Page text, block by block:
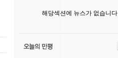
해당섹션에 뉴스가 없습니다